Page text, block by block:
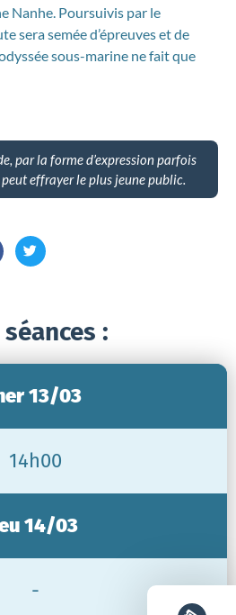
Nanhe. Poursuivis par le
sera semée d’épreuves et de
sous-marine ne fait que
par la forme d’expression parfois
effrayer le plus jeune public.
séances :
13/03
14h00
14/03
-